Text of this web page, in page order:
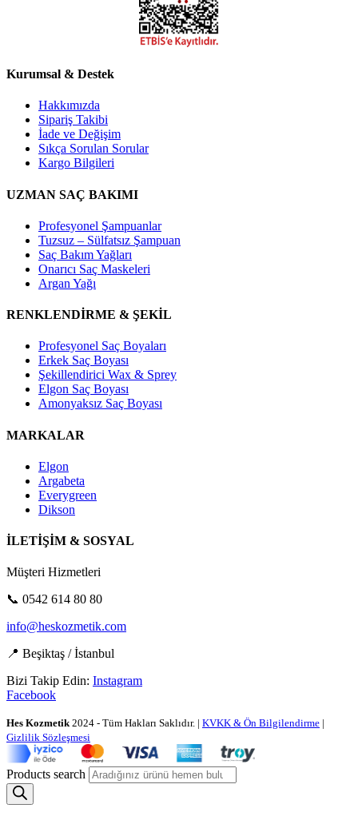
Kurumsal & Destek
Hakkımızda
Sipariş Takibi
İade ve Değişim
Sıkça Sorulan Sorular
Kargo Bilgileri
UZMAN SAÇ BAKIMI
Profesyonel Şampuanlar
Tuzsuz – Sülfatsız Şampuan
Saç Bakım Yağları
Onarıcı Saç Maskeleri
Argan Yağı
RENKLENDİRME & ŞEKİL
Profesyonel Saç Boyaları
Erkek Saç Boyası
Şekillendirici Wax & Sprey
Elgon Saç Boyası
Amonyaksız Saç Boyası
MARKALAR
Elgon
Argabeta
Everygreen
Dikson
İLETİŞİM & SOSYAL
Müşteri Hizmetleri
📞 0542 614 80 80
info@heskozmetik.com
📍 Beşiktaş / İstanbul
Bizi Takip Edin: Instagram
Facebook
Hes Kozmetik 2024 - Tüm Hakları Saklıdır. | KVKK & Ön Bilgilendirme |
Gizlilik Sözleşmesi
Products search